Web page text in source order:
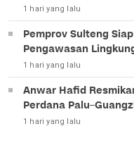
1 hari yang lalu
Pemprov Sulteng
Pengawasan
1 hari yang lalu
Anwar Hafid
Perdana
1 hari yang lalu